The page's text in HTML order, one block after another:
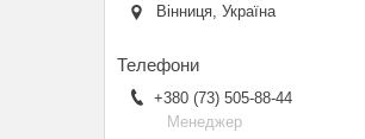
Вінниця, Україна
+380 (73) 505-88-44
Менеджер